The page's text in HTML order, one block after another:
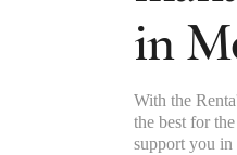
in
With the
the best for
support you in